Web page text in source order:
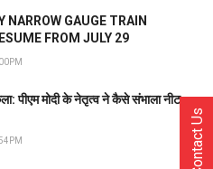
NARROW GAUGE TRAIN
FROM JULY 29
पीएम मोदी के नेतृत्व ने कैसे संभाला नीट
Contact Us